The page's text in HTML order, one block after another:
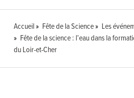
Accueil Fête de la Science
Les
Fête de la science : l’eau dans la
du Loir-et-Cher